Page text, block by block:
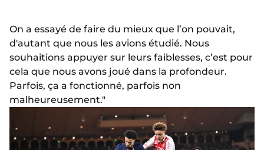
On a essayé de faire du mieux que l’on pouvait,
d'autant que nous les avions étudié. Nous
souhaitions appuyer sur leurs faiblesses, c’est pour
cela que nous avons joué dans la profondeur.
Parfois, ça a fonctionné, parfois non
malheureusement."